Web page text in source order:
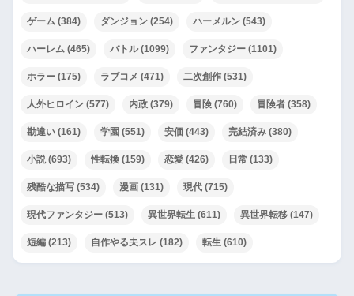
ゲーム (384) ダンジョン (254) ハーメルン (543)
ハーレム (465) バトル(1099) ファンタジー (1101)
ホラー (175) ラブコメ (471) 二次創作 (531)
人外ヒロイン (577) 内政 (379) 冒険 (760) 冒険者 (358)
勘違い (161) 学園 (551) 安価 (443) 完結済み (380)
小説 (693) 性転換 (159) 恋愛 (426) 日常 (133)
残酷な描写 (534) 漫画 (131) 現代 (715)
現代ファンタジー (513) 異世界転生 (611) 異世界転移 (147)
短編 (213) 自作やる夫スレ (182) 転生 (610)